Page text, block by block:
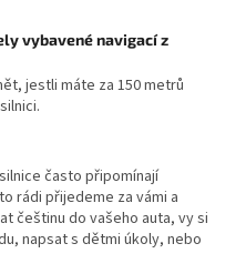
vybavené navigací z
jestli máte za 150 metrů
často připomínají
rádi přijedeme za vámi a
češtinu do vašeho auta, vy si
napsat s dětmi úkoly, nebo